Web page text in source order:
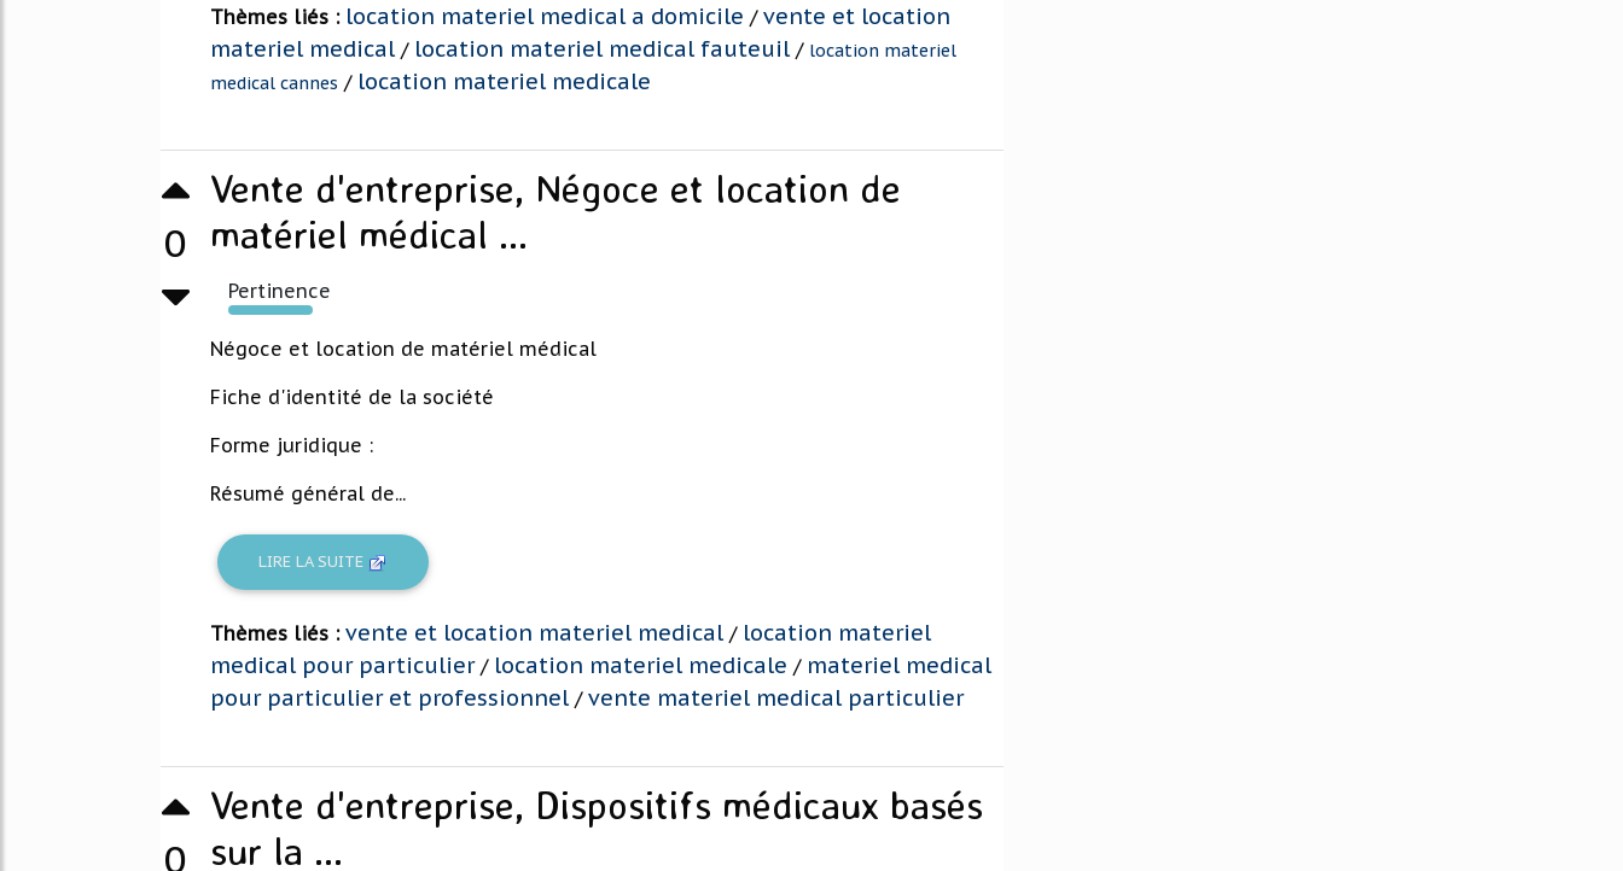
Thèmes liés : location materiel medical a domicile / vente et location
materiel medical / location materiel medical fauteuil / location materiel
medical cannes / location materiel medicale
0
Vente d'entreprise, Négoce et location de
matériel médical ...
Pertinence
466%
Négoce et location de matériel médical
Fiche d'identité de la société
Forme juridique :
Résumé général de...
LIRE LA SUITE
Thèmes liés : vente et location materiel medical / location materiel
medical pour particulier/ location materiel medicale / materiel medical
pour particulier et professionnel / vente materiel medical particulier
0
Vente d'entreprise, Dispositifs médicaux basés
sur la ...